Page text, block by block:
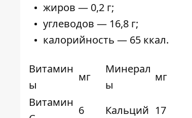
жиров — 0,2 г;
углеводов — 16,8 г;
калорийность — 65 ккал.
Витамин
ы
мг
Минерал
ы
мг
Витамин
6 Кальций 17